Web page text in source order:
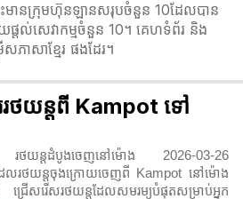
ះមានក្រុមហ៊ុនឡានសរុបចំនួន 10ដែលបាន
តល់សេវាកម្មចំនួន 10។ គេហទំព័រ និង
ភាសាខ្មែរ ផងដែរ។
រថយន្តពី Kampot ទៅ
។ រថយន្តដំបូងចេញនៅម៉ោង 2026-03-26
លរថយន្តចុងក្រោយចេញពី Kampot នៅម៉ោង
ើសរើសរថយន្តដែលសមរម្យបំផុតសម្រាប់អ្នក